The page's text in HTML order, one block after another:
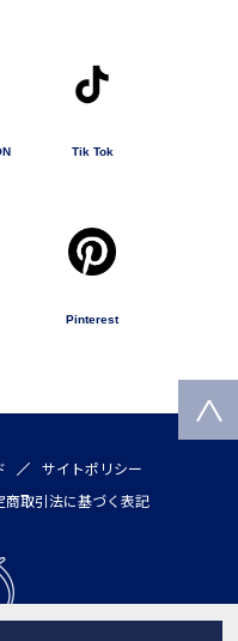
Tik Tok
Pinterest
サイトポリシー
商取引法に基づく表記